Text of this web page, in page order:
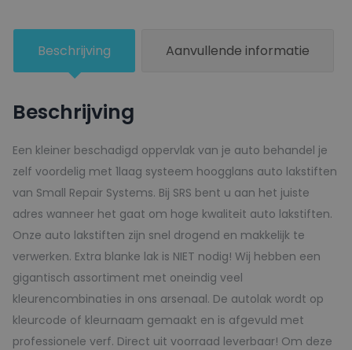
Beschrijving Aanvullende informatie
Beschrijving
Een kleiner beschadigd oppervlak van je auto behandel je
zelf voordelig met 1laag systeem hoogglans auto lakstiften
van Small Repair Systems. Bij SRS bent u aan het juiste
adres wanneer het gaat om hoge kwaliteit auto lakstiften.
Onze auto lakstiften zijn snel drogend en makkelijk te
verwerken. Extra blanke lak is NIET nodig! Wij hebben een
gigantisch assortiment met oneindig veel
kleurencombinaties in ons arsenaal. De autolak wordt op
kleurcode of kleurnaam gemaakt en is afgevuld met
professionele verf. Direct uit voorraad leverbaar! Om deze